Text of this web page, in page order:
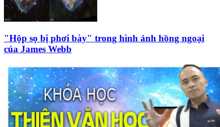
"Hộp sọ bị phơi bày" trong hình ảnh hồng ngoại
của James Webb